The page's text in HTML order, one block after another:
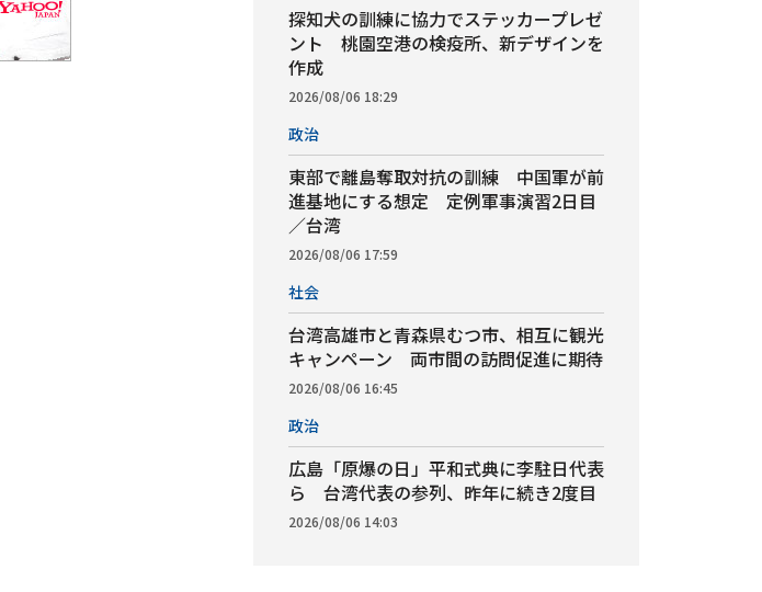
探知犬の訓練に協力でステッカープレゼ
ント 桃園空港の検疫所、新デザインを
作成
2026/08/06 18:29
政治
東部で離島奪取対抗の訓練 中国軍が前
進基地にする想定 定例軍事演習2日目
／台湾
2026/08/06 17:59
社会
台湾高雄市と青森県むつ市、相互に観光
キャンペーン 両市間の訪問促進に期待
2026/08/06 16:45
政治
広島「原爆の日」平和式典に李駐日代表
ら 台湾代表の参列、昨年に続き2度目
2026/08/06 14:03